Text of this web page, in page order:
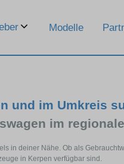
Modelle
und im Umkreis
im
in deiner Nähe. Ob als
in Kerpen verfügbar sind.